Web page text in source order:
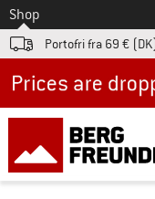
Til
Shop
Portofri fra 69 €